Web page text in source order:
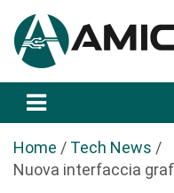
a
Home
Tech News
Nuova interfaccia